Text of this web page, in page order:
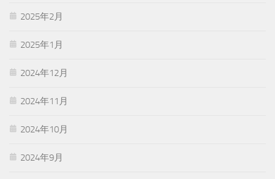
2025年2月
2025年1月
2024年12月
2024年11月
2024年10月
2024年9月